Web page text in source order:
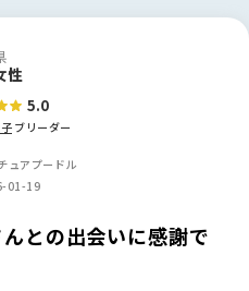
ても穏やかで、お母さんとし
っかり肝も据わってきて、家
ています💕
ざいました。
で、「どうやっていいブリー
う？」というのが一番の悩み
性
5.0
ブリーダー
ュアプードル
01-19
との出会いに感謝で